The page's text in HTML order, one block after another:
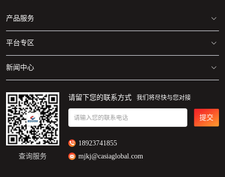
产品服务
美国/加拿大 海运专线
美国/加拿大 空运专线
自营海外仓
一件代发
平台专区
亚马逊仓库地址清单
美国/加拿大FBA仓库分布图
Walmart仓库地址分布图
新闻中心
麦佳动态
行业资讯
查询服务
请留下您的联系方式 我们将尽快与您对接
请输入您的联系电话 提交
18923741855
mjkj@casiaglobal.com